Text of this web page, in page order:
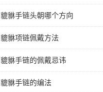
貔貅手链头朝哪个方向
貔貅项链佩戴方法
貔貅手链的佩戴忌讳
貔貅手链的编法